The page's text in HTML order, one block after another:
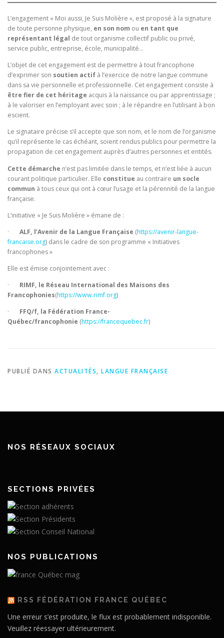
L’engagement « Moi aussi, Je Suis Molière », est proposé à la signature
de toute personne physique, en son nom ou en tant que
représentant légal de tout organisme collectif public ou privé,
service public, entreprise, école, municipalité…
L’objet de cet engagement est de permettre à tout francophone
d’exprimer son soutien actif à l’exercice de notre langue commune
dans sa vie personnelle et professionnelle. Cet engagement consiste à
être fier de cet héritage acquis à la naissance ou par apprentissage ;
à le valoriser en l’employant avec soin ; à le répandre en l’utilisant à bon
escient.
Le signataire précise s’il accepte que son nom, et le nom de l’organisme
qu’il représente le cas échéant, soient rendus publics pour permettre la
propagation de cet engagement auprès d’autres personnes et entités.
Cette démarche n’est pas limitée dans le temps, et n’est liée à aucun
courant politique particulier. Elle constitue au contraire un socle
commun à tous ceux qui ont à cœur l’usage et la pérennité de la langue
française.
L’initiative « Je Suis Molière » émane de :
· ALF, l’Avenir de la Langue Française (https://avenir-langue-
francaise.org) dans le cadre de son programme « Initiatives
francophones »
Elle est émise conjointement avec :
· RIMF, le Réseau International des Maisons des
Francophonies(https://www.rimf.org)
· FFQ/f, la Fédération France-
Québec/francophonie (https://francequebec.fr)
PUBLIÉ DANS ACTUALITÉS, LANGUE FRANÇAISE
NOS RÉSEAUX SOCIAUX
SECTIONS PRIVÉES
NOS PUBLICATIONS
RSS FÉDÉRATION FRANCE QUÉBEC
Une erreur s’est produite, le flux est probablement indisponible.
Veuillez réessayer ultérieurement.